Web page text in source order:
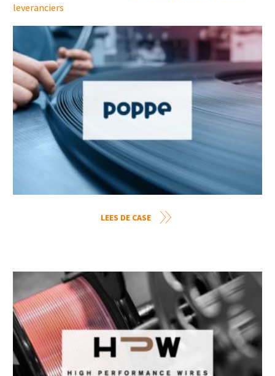
leveranciers
LEES DE CASE